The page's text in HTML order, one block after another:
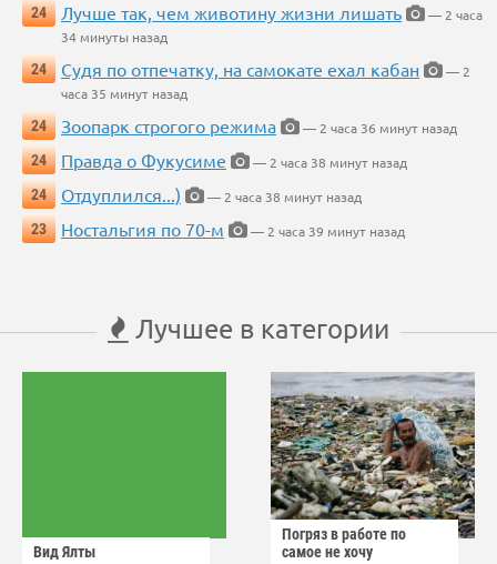
24
Лучше так, чем животину жизни лишать
— 2 часа
34 минуты назад
24
Судя по отпечатку, на самокате ехал кабан
— 2
часа 35 минут назад
24
Зоопарк строгого режима
— 2 часа 36 минут назад
24
Правда о Фукусиме
— 2 часа 38 минут назад
24
Отдуплился...)
— 2 часа 38 минут назад
23
Ностальгия по 70-м — 2 часа 39 минут назад
Лучшее в категории
Вид Ялты
Погряз в работе по
самое не хочу